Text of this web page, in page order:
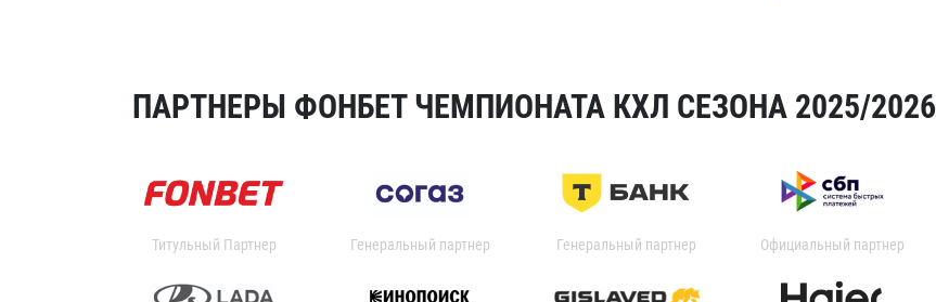
ПАРТНЕРЫ ФОНБЕТ ЧЕМПИОНАТА КХЛ СЕЗОНА 2025/2026
Титульный Партнер Генеральный партнер Генеральный партнер Официальный партнер